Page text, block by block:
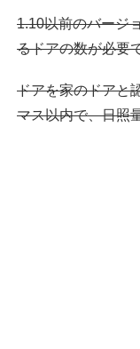
1.10以前のバージ
るドアの数が必要
ドアを家のドアと
マス以内で、日照